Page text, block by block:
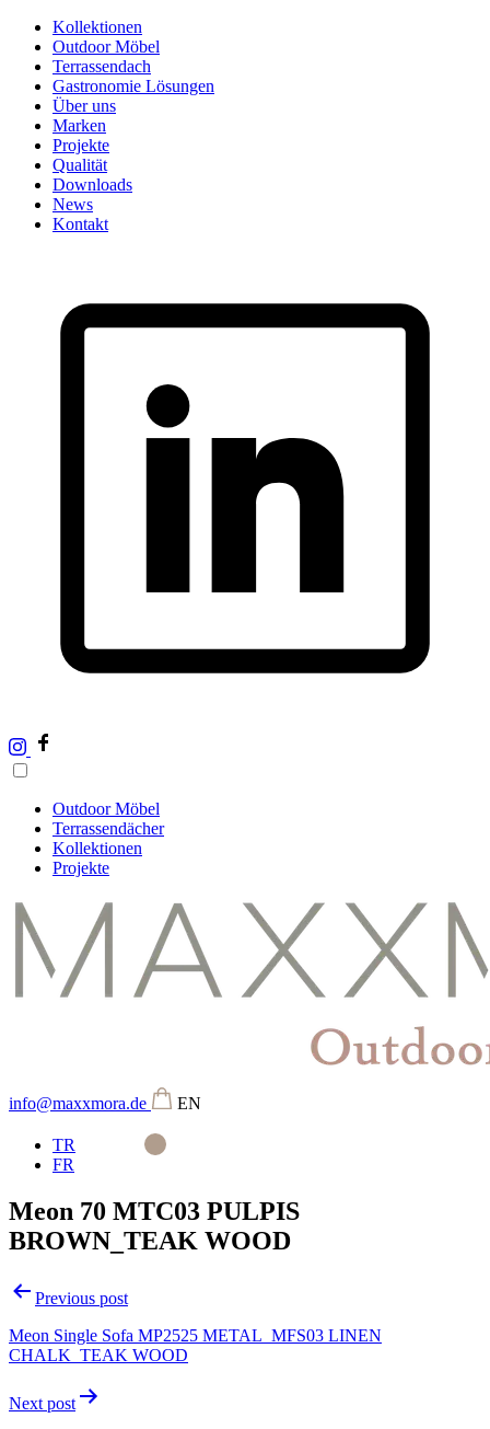
Skip
content
Kollektionen
Outdoor Möbel
Terrassendach
Gastronomie Lösungen
Über uns
Marken
Projekte
Qualität
Downloads
News
Kontakt
Outdoor Möbel
Terrassendächer
Kollektionen
Projekte
info@maxxmora.de EN
TR
FR
Meon 70 MTC03 PULPIS
BROWN_TEAK WOOD
Beitragsnavigation
Previous post
Meon Single Sofa MP2525 METAL_MFS03 LINEN
CHALK_TEAK WOOD
Next post